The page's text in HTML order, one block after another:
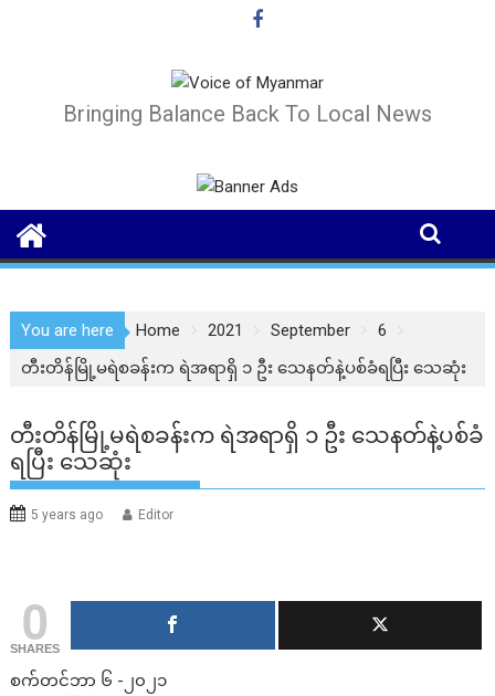
Bringing Balance Back To Local News
You are here Home 2021 September
6
တီးတိန်မြို့မရဲစခန်းက ရဲအရာရှိ ၁ ဦး သေနတ်နဲ့ပစ်ခံရပြီး သေဆုံး
တီးတိန်မြို့မရဲစခန်းက ရဲအရာရှိ ၁ ဦး သေနတ်နဲ့ပစ်ခံ
ရပြီး သေဆုံး
5 years ago Editor
0
SHARES
စက်တင်ဘာ ၆ -၂၀၂၁